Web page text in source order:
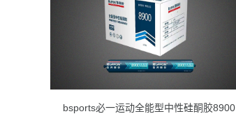
bsports必一运动全能型中性硅酮胶8900